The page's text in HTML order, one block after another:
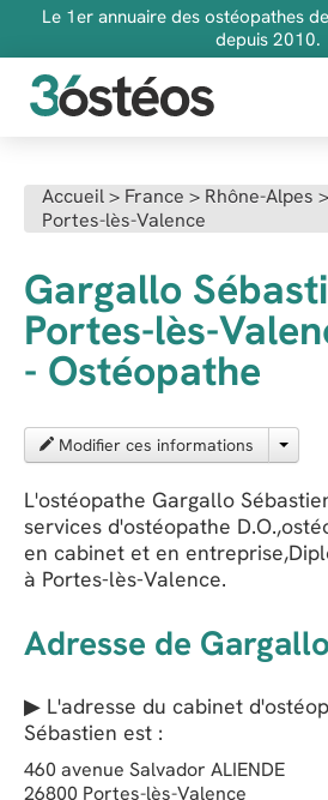
Le 1er annuaire des ostéopathes
depuis 2010.
FAQ
Inscrire son cabinet
Accueil> France > Rhône-Alpes >
Portes-lès-Valence
Gargallo
Portes-lès-
- Ostéopathe
Modifier ces informations
L'ostéopathe Gargallo
services d'ostéopathe
en cabinet et en
à Portes-lès-Valence.
Adresse de
▶ L'adresse du cabinet
Sébastien est :
460 avenue Salvador ALIENDE
26800 Portes-lès-Valence